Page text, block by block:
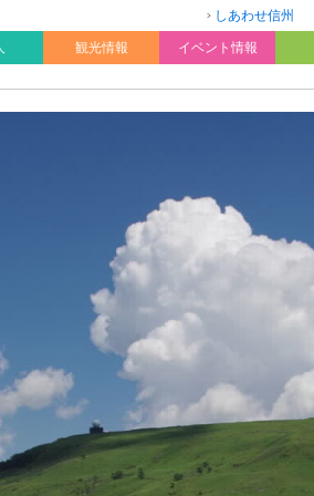
しあわせ信州
観光情報 イベント情報